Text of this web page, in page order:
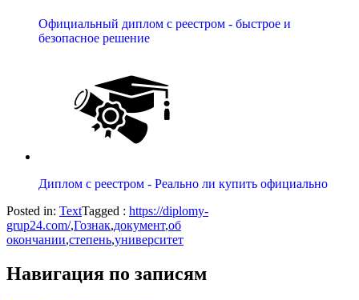
Официальный диплом с реестром - быстрое и
безопасное решение
Диплом с реестром - Реально ли купить официально
Posted in: TextTagged : https://diplomy-
grup24.com/,Гознак,документ,об
окончании,степень,университет
Навигация по записям